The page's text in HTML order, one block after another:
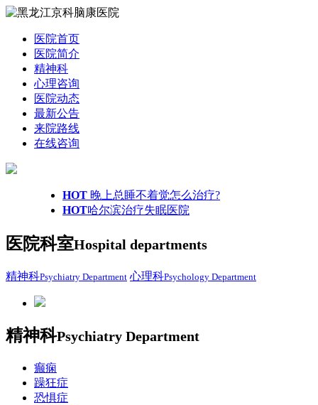
医院首页
医院简介
精神科
心理咨询
医院动态
最新公告
来院路线
在线咨询
HOT 晚上总睡不着觉怎么治疗?
HOT哈尔滨治疗失眠医院
医院科室Hospital departments
精神科Psychiatry Department 心理科Psychology Department
精神科Psychiatry Department
癫痫
躁狂症
恐惧症